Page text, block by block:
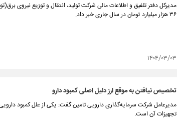
مدیرکل دفتر تلفیق و اطلاعات مالی شرکت تولید، انتقال و توزیع نیروی
۳۶ هزار میلیارد تومان در سال جاری خبر داد.
۱۴۰۴/۰۳/۰۳
تخصیص نیافتن به موقع ارز دلیل اصلی کمبود دارو
مدیرعامل شرکت سرمایه‌گذاری دارویی تامین گفت: یکی از علل کمبود
تجهیزات آن است.